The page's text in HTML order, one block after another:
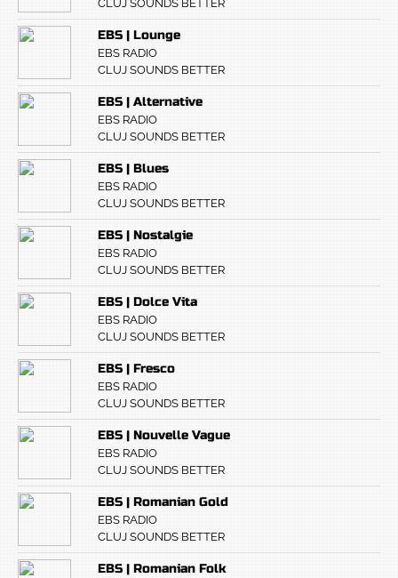
CLUJ SOUNDS BETTER
EBS | Lounge
EBS RADIO
CLUJ SOUNDS BETTER
EBS | Alternative
EBS RADIO
CLUJ SOUNDS BETTER
EBS | Blues
EBS RADIO
CLUJ SOUNDS BETTER
EBS | Nostalgie
EBS RADIO
CLUJ SOUNDS BETTER
EBS | Dolce Vita
EBS RADIO
CLUJ SOUNDS BETTER
EBS | Fresco
EBS RADIO
CLUJ SOUNDS BETTER
EBS | Nouvelle Vague
EBS RADIO
CLUJ SOUNDS BETTER
EBS | Romanian Gold
EBS RADIO
CLUJ SOUNDS BETTER
EBS | Romanian Folk